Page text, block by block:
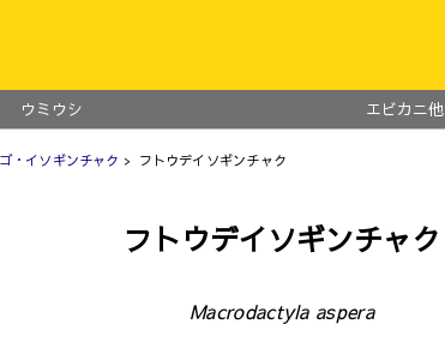
ウミウシ エビカニ他
・イソギンチャク > フトウデイソギンチャク
フトウデイソギンチャク
Macrodactyla aspera